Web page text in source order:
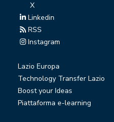
X
Linkedin
RSS
Instagram
Lazio Europa
Technology Transfer Lazio
Boost your Ideas
Piattaforma e-learning